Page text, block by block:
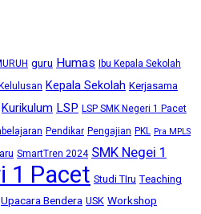
guru Humas Ibu Kepala Sekolah
Kepala Sekolah Kerjasama
Kurikulum LSP LSP SMK Negeri 1 Pacet
Pendikar Pengajian PKL Pra MPLS
SmartTren 2024 SMK Negei 1
1 Pacet Studi TIru Teaching
Upacara Bendera USK Workshop